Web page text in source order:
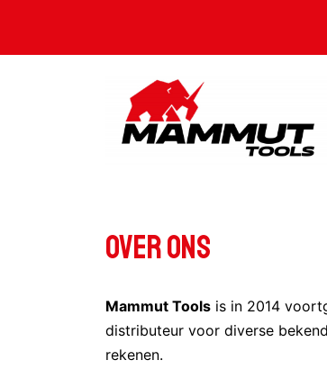
Over ons
Mammut Tools is in 2014
distributeur voor diverse
rekenen.